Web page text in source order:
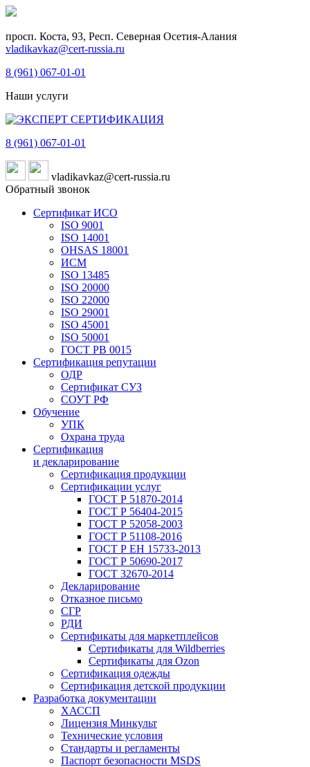
просп. Коста, 93, Респ. Северная Осетия-Алания
vladikavkaz@cert-russia.ru
8 (961) 067-01-01
Наши услуги
8 (961) 067-01-01
vladikavkaz@cert-russia.ru
Обратный звонок
Сертификат ИСО
ISO 9001
ISO 14001
OHSAS 18001
ИСМ
ISO 13485
ISO 20000
ISO 22000
ISO 29001
ISO 45001
ISO 50001
ГОСТ РВ 0015
Сертификация репутации
ОДР
Сертификат СУЗ
СОУТ РФ
Обучение
УПК
Охрана труда
Сертификация
и декларирование
Сертификация продукции
Сертификации услуг
ГОСТ Р 51870-2014
ГОСТ Р 56404-2015
ГОСТ Р 52058-2003
ГОСТ Р 51108-2016
ГОСТ Р ЕН 15733-2013
ГОСТ Р 50690-2017
ГОСТ 32670-2014
Декларирование
Отказное письмо
СГР
РДИ
Сертификаты для маркетплейсов
Сертификаты для Wildberries
Сертификаты для Ozon
Сертификация одежды
Сертификация детской продукции
Разработка документации
ХАССП
Лицензия Минкульт
Технические условия
Стандарты и регламенты
Паспорт безопасности MSDS